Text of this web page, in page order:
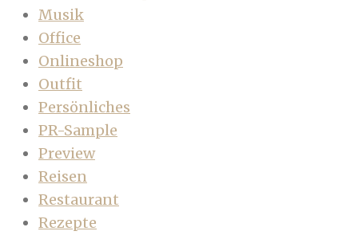
Musik
Office
Onlineshop
Outfit
Persönliches
PR-Sample
Preview
Reisen
Restaurant
Rezepte